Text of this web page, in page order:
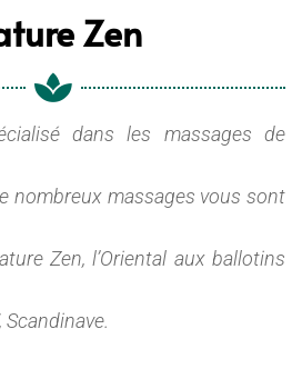
Zen
dans les massages de
nombreux massages vous sont
Zen, l’Oriental aux ballotins